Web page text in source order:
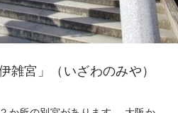
雑宮」（いざわのみや）